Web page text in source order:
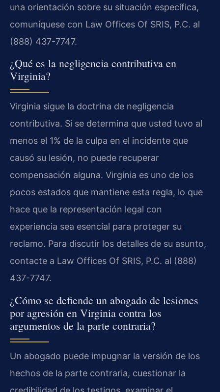
una orientación sobre su situación específica,
comuníquese con Law Offices Of SRIS, P.C. al
(888) 437-7747.
¿Qué es la negligencia contributiva en
Virginia?
Virginia sigue la doctrina de negligencia
contributiva. Si se determina que usted tuvo al
menos el 1% de la culpa en el incidente que
causó su lesión, no puede recuperar
compensación alguna. Virginia es uno de los
pocos estados que mantiene esta regla, lo que
hace que la representación legal con
experiencia sea esencial para proteger su
reclamo. Para discutir los detalles de su asunto,
contacte a Law Offices Of SRIS, P.C. al (888)
437-7747.
¿Cómo se defiende un abogado de lesiones
por agresión en Virginia contra los
argumentos de la parte contraria?
Un abogado puede impugnar la versión de los
hechos de la parte contraria, cuestionar la